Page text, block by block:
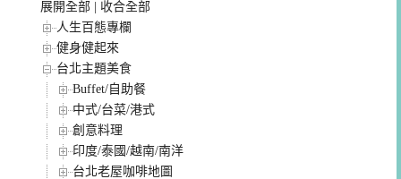
展開全部
收合全部
人生百態專欄
健身健起來
台北主題美食
Buffet/自助餐
中式/台菜/港式
創意料理
印度/泰國/越南/南洋
台北老屋咖啡地圖